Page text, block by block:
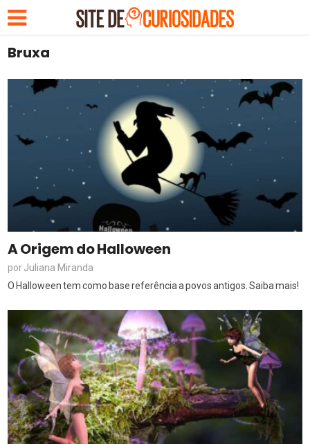
Bruxa
A Origem do Halloween
porJuliana Miranda
O Halloween tem como base referência a povos antigos. Saiba mais!